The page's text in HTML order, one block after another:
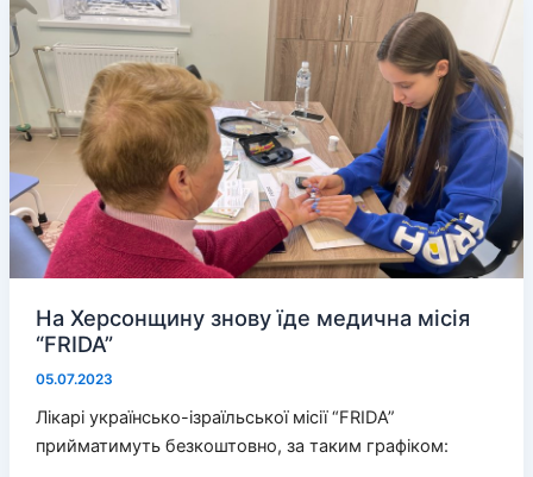
для
меморіалу
на
місці
загибелі
оборонців
На Херсонщину знову їде медична місія
“FRIDA”
05.07.2023
Лікарі українсько-ізраїльської місії “FRIDA”
прийматимуть безкоштовно, за таким графіком: